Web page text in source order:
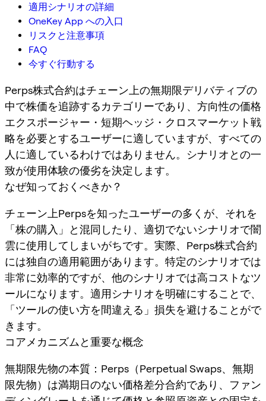
適用シナリオの詳細
OneKey App への入口
リスクと注意事項
FAQ
今すぐ行動する
Perps株式合約はチェーン上の無期限デリバティブの
中で株価を追跡するカテゴリーであり、方向性の価格
エクスポージャー・短期ヘッジ・クロスマーケット戦
略を必要とするユーザーに適していますが、すべての
人に適しているわけではありません。シナリオとの一
致が使用体験の優劣を決定します。
なぜ知っておくべきか？
チェーン上Perpsを知ったユーザーの多くが、それを
「株の購入」と混同したり、適切でないシナリオで闇
雲に使用してしまいがちです。実際、Perps株式合約
には独自の適用範囲があります。特定のシナリオでは
非常に効率的ですが、他のシナリオでは高コストなツ
ールになります。適用シナリオを明確にすることで、
「ツールの使い方を間違える」損失を避けることがで
きます。
コアメカニズムと重要な概念
無期限先物の本質：Perps（Perpetual Swaps、無期
限先物）は満期日のない価格差分合約であり、ファン